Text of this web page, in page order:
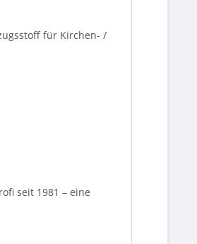
für Kirchen- /
seit 1981 – eine